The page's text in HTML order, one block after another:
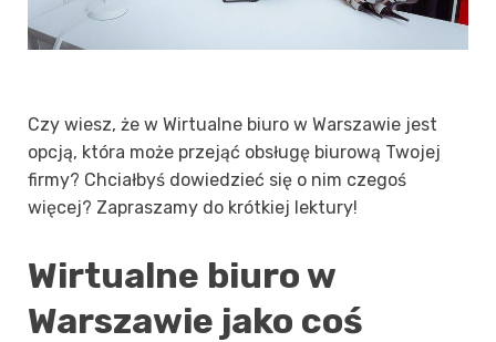
Czy wiesz, że w Wirtualne biuro w Warszawie jest
opcją, która może przejąć obsługę biurową Twojej
firmy? Chciałbyś dowiedzieć się o nim czegoś
więcej? Zapraszamy do krótkiej lektury!
Wirtualne biuro w
Warszawie jako coś